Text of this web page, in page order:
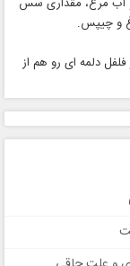
و آب مرغ، مقداری سس
و چیپس.
دلمه ای رو هم از